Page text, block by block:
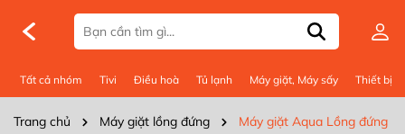
Tất cả nhóm Tivi Điều hoà Tủ lạnh Máy giặt, Máy sấy Thiết bị
Trang chủ Máy giặt lồng đứng
Máy giặt Aqua Lồng đứng
Thông số kỹ thuật